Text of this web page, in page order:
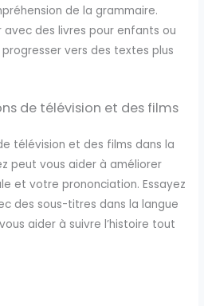
de la grammaire.
des livres pour enfants ou
vers des textes plus
de télévision et des films
télévision et des films dans la
peut vous aider à améliorer
et votre prononciation. Essayez
des sous-titres dans la langue
aider à suivre l’histoire tout